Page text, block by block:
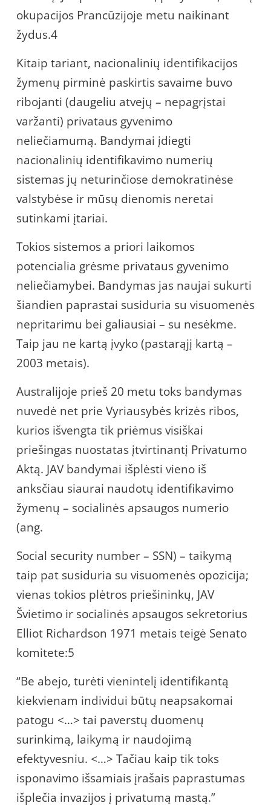
okupacijos Prancūzijoje metu naikinant
žydus.4
Kitaip tariant, nacionalinių identifikacijos
žymenų pirminė paskirtis savaime buvo
ribojanti (daugeliu atvejų – nepagrįstai
varžanti) privataus gyvenimo
neliečiamumą. Bandymai įdiegti
nacionalinių identifikavimo numerių
sistemas jų neturinčiose demokratinėse
valstybėse ir mūsų dienomis neretai
sutinkami įtariai.
Tokios sistemos a priori laikomos
potencialia grėsme privataus gyvenimo
neliečiamybei. Bandymas jas naujai sukurti
šiandien paprastai susiduria su visuomenės
nepritarimu bei galiausiai – su nesėkme.
Taip jau ne kartą įvyko (pastarąjį kartą –
2003 metais).
Australijoje prieš 20 metu toks bandymas
nuvedė net prie Vyriausybės krizės ribos,
kurios išvengta tik priėmus visiškai
priešingas nuostatas įtvirtinantį Privatumo
Aktą. JAV bandymai išplėsti vieno iš
anksčiau siaurai naudotų identifikavimo
žymenų – socialinės apsaugos numerio
(ang.
Social security number – SSN) – taikymą
taip pat susiduria su visuomenės opozicija;
vienas tokios plėtros priešininkų, JAV
Švietimo ir socialinės apsaugos sekretorius
Elliot Richardson 1971 metais teigė Senato
komitete:5
“Be abejo, turėti vienintelį identifikantą
kiekvienam individui būtų neapsakomai
patogu <…> tai paverstų duomenų
surinkimą, laikymą ir naudojimą
efektyvesniu. <…> Tačiau kaip tik toks
isponavimo išsamiais įrašais paprastumas
išplečia invazijos į privatumą mastą.”